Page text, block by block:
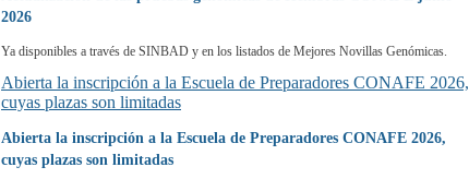
2026
Ya disponibles a través de SINBAD y en los listados de Mejores Novillas Genómicas.
Abierta la inscripción a la Escuela de Preparadores CONAFE 2026,
cuyas plazas son limitadas
Abierta la inscripción a la Escuela de Preparadores CONAFE 2026,
cuyas plazas son limitadas